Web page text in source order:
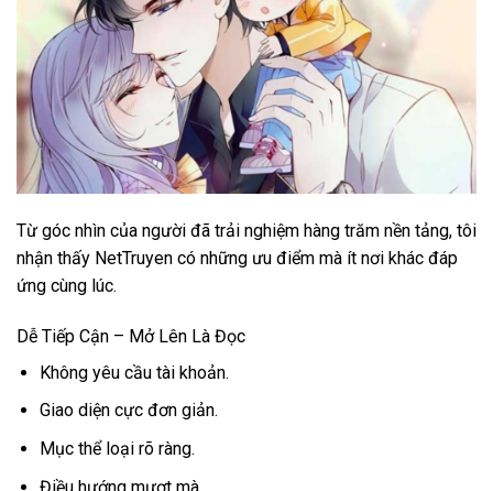
Từ góc nhìn của người đã trải nghiệm hàng trăm nền tảng, tôi
nhận thấy NetTruyen có những ưu điểm mà ít nơi khác đáp
ứng cùng lúc.
Dễ Tiếp Cận – Mở Lên Là Đọc
Không yêu cầu tài khoản.
Giao diện cực đơn giản.
Mục thể loại rõ ràng.
Điều hướng mượt mà.